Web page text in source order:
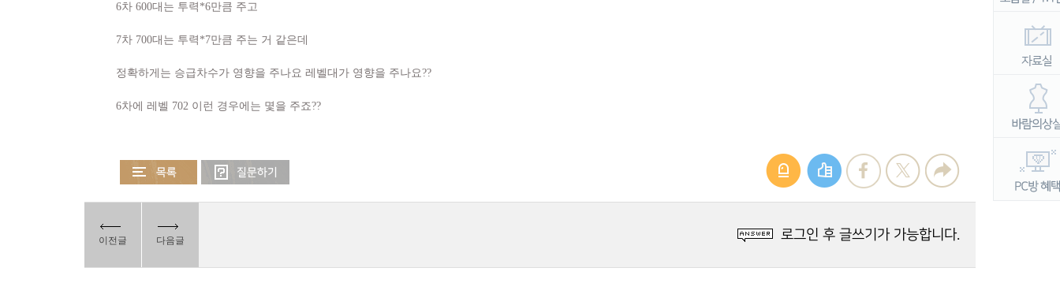
6차 600대는 투력*6만큼 주고
7차 700대는 투력*7만큼 주는 거 같은데
정확하게는 승급차수가 영향을 주나요 레벨대가 영향을 주나요??
6차에 레벨 702 이런 경우에는 몇을 주죠??
이전글 다음글 로그인 후 글쓰기가 가능합니다.